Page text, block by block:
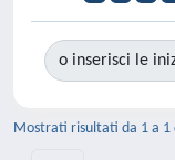
o inserisci le
Mostrati risultati da 1 a 1